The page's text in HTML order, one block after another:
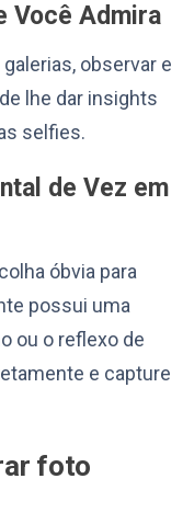
Você Admira
observar e
lhe dar insights
selfies.
de Vez em
óbvia para
possui uma
ou o reflexo de
e capture
foto